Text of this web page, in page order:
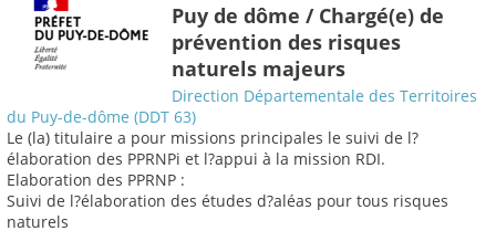
Puy de dôme / Chargé(e) de
prévention des risques
naturels majeurs
Direction Départementale des Territoires
du Puy-de-dôme (DDT 63)
Le (la) titulaire a pour missions principales le suivi de l?
élaboration des PPRNPi et l?appui à la mission RDI.
Elaboration des PPRNP :
Suivi de l?élaboration des études d?aléas pour tous risques
naturels